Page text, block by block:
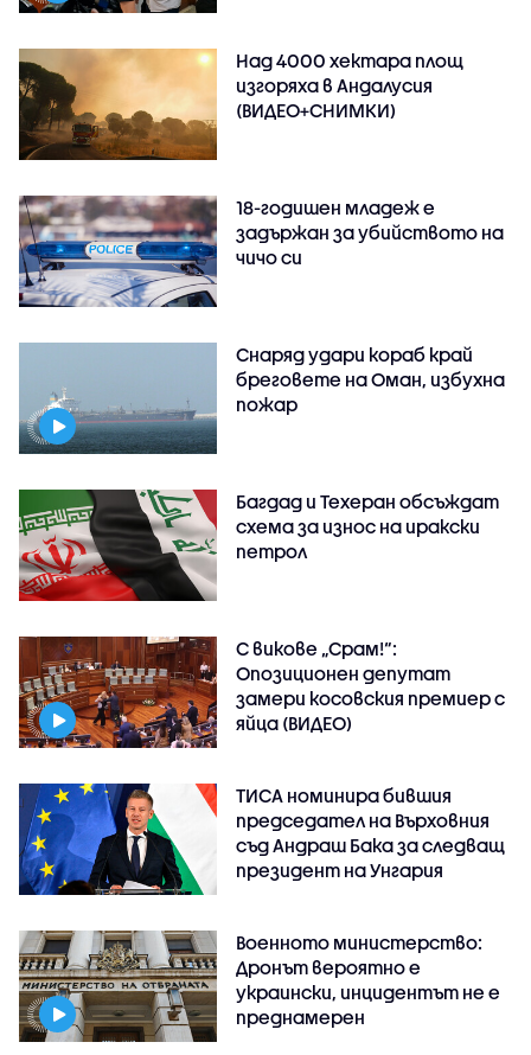
Над 4000 хектара площ
изгоряха в Андалусия
(ВИДЕО+СНИМКИ)
18-годишен младеж е
задържан за убийството на
чичо си
Снаряд удари кораб край
бреговете на Оман, избухна
пожар
Багдад и Техеран обсъждат
схема за износ на иракски
петрол
С викове „Срам!“:
Опозиционен депутат
замери косовския премиер с
яйца (ВИДЕО)
ТИСА номинира бившия
председател на Върховния
съд Андраш Бака за следващ
президент на Унгария
Военното министерство:
Дронът вероятно е
украински, инцидентът не е
преднамерен